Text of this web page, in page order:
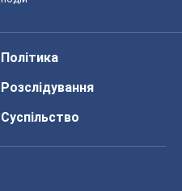
Політика
Розслідування
Суспільство